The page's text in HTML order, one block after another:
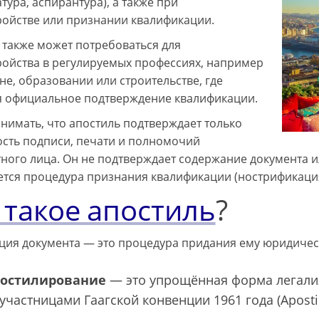
или признании квалификации.
может потребоваться для
в регулируемых профессиях, например
образовании или строительстве, где
официальное подтверждение квалификации.
что апостиль подтверждает только
подписи, печати и полномочий
лица. Он не подтверждает содержание документа
процедура признания квалификации
апостиль?
документа — это процедура придания ему
— это упрощённая форма
Гаагской конвенции 1961 года